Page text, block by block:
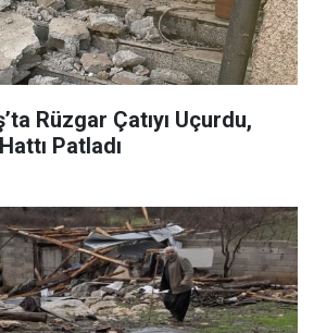
Rüzgar Çatıyı Uçurdu,
Patladı